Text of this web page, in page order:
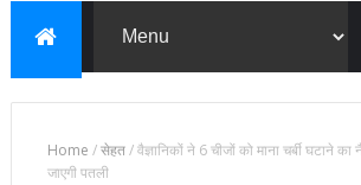
Home /सेहत/वैज्ञानिकों ने 6 चीजों को माना चर्बी घटाने
जाएगी पतली